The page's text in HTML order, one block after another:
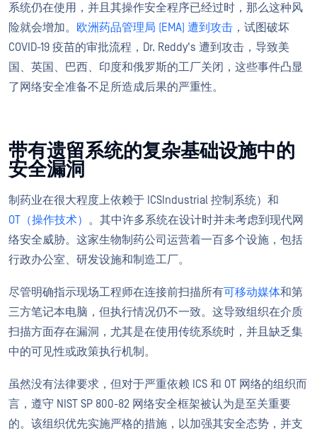
系统仍在使用，并且其操作安全程序已经过时，那么这种风
险就会增加。 欧洲药品管理局 (EMA) 遭到攻击 ，试图破坏
COVID-19 疫苗的审批流程，Dr. Reddy's 遭到攻击，导致美
国、英国、巴西、印度和俄罗斯的工厂关闭，这些事件凸显
了网络安全准备不足所造成后果的严重性。
带有遗留系统的复杂基础设施中的
安全漏洞
制药业在很大程度上依赖于 ICSIndustrial 控制系统）和
OT（操作技术） 。其中许多系统在设计时并未考虑到现代网
络安全威胁。这家生物制药公司运营着一百多个设施，包括
行政办公室、研发设施和制造工厂。
尽管明确指示现场工程师在连接前扫描所有可移动媒体和第
三方笔记本电脑，但执行情况仍不一致。这导致组织在介质
扫描方面存在漏洞，尤其是在使用传统系统时，并且缺乏集
中的可见性或政策执行机制。
虽然没有法律要求，但对于严重依赖 ICS 和 OT 网络的组织而
言，遵守 NIST SP 800-82 网络安全框架被认为是至关重要
的。该组织优先实施严格的措施，以加强其安全态势，并支